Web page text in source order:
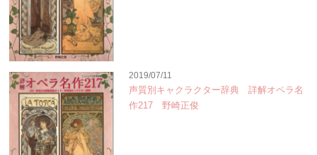
2019/07/11
声質別キャクラクター辞典 詳解オペラ名
作217 野崎正俊